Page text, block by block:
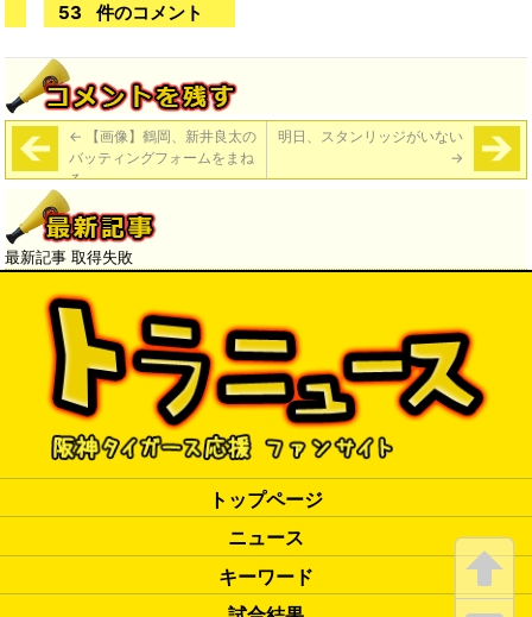
53 件のコメント
← 【画像】鶴岡、新井良太の
バッティングフォームをまね
る
明日、スタンリッジがいない
→
最新記事 取得失敗
トップページ
ニュース
キーワード